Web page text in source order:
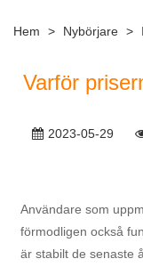
Hem > Nybörjare >
Varför
2023-05-29
Användare som
förmodligen också
är stabilt de senaste